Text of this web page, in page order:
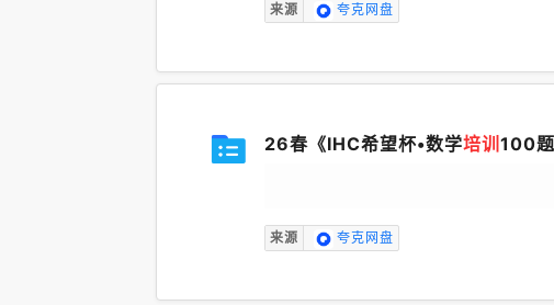
来源 夸克网盘
26春《IHC希望杯•数学培训 100
来源 夸克网盘